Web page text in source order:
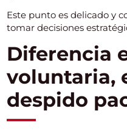
Este punto es delicado y
tomar decisiones
Diferencia
voluntaria,
despido